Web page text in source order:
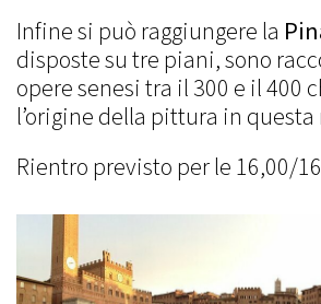
Infine si può raggiungere la
disposte su tre piani, sono
opere senesi tra il 300 e il 400
l’origine della pittura in
Rientro previsto per le 16,00/